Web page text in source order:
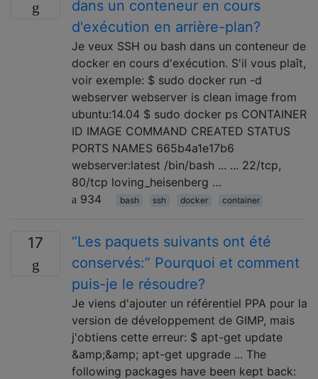
dans un conteneur en cours
d'exécution en arrière-plan?
Je veux SSH ou bash dans un conteneur de
docker en cours d'exécution. S'il vous plaît,
voir exemple: $ sudo docker run -d
webserver webserver is clean image from
ubuntu:14.04 $ sudo docker ps CONTAINER
ID IMAGE COMMAND CREATED STATUS
PORTS NAMES 665b4a1e17b6
webserver:latest /bin/bash ... ... 22/tcp,
80/tcp loving_heisenberg …
934
bash ssh docker container
17
“Les paquets suivants ont été
conservés:” Pourquoi et comment
puis-je le résoudre?
Je viens d'ajouter un référentiel PPA pour la
version de développement de GIMP, mais
j'obtiens cette erreur: $ apt-get update
&amp;&amp; apt-get upgrade ... The
following packages have been kept back: